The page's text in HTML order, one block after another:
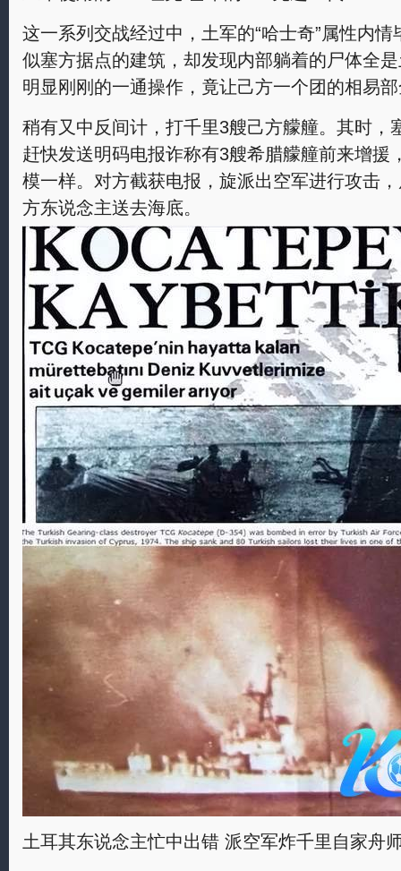
这一系列交战经过中，土军的“哈士奇”属性内
似塞方据点的建筑，却发现内部躺着的尸体全
明显刚刚的一通操作，竟让己方一个团的相易
稍有又中反间计，打千里3艘己方艨艟。其时，
赶快发送明码电报诈称有3艘希腊艨艟前来增援
模一样。对方截获电报，旋派出空军进行攻击
方东说念主送去海底。
土耳其东说念主忙中出错 派空军炸千里自家舟